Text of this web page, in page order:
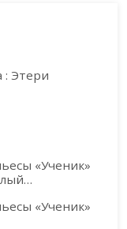
Этери
«Ученик»
«Ученик»